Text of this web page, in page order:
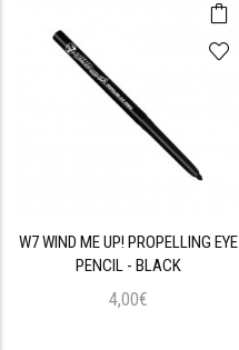
W7 WIND ME UP! PROPELLING EYE
PENCIL - BLACK
4,00€